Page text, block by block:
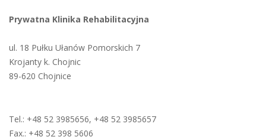
Prywatna Klinika Rehabilitacyjna
ul. 18 Pułku Ułanów Pomorskich 7
Krojanty k. Chojnic
89-620 Chojnice
Tel.: +48 52 3985656, +48 52 3985657
Fax.: +48 52 398 5606